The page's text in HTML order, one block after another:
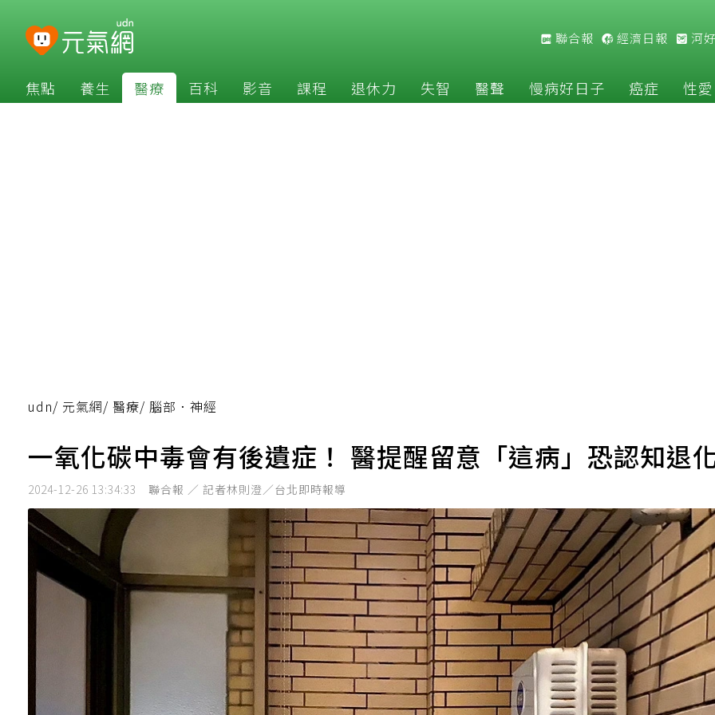
聯合報 經濟日報 河
焦點 養生 醫療 百科 影音 課程 退休力 失智 醫聲 慢病好日子 癌症 性愛
udn/ 元氣網/ 醫療/ 腦部．神經
一氧化碳中毒會有後遺症！ 醫提醒留意「這病」恐認知退
2024-12-26 13:34:33 聯合報 ／ 記者林則澄／台北即時報導